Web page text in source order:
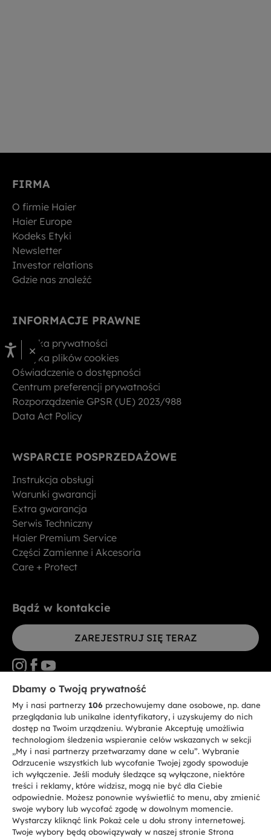
FIRMA
O firmie Haier
Haier Europe
Kodeks Etyki
Newsletter
Investor relations
Gdzie nas znaleźć
INFORMACJE PRAWNE
Polityka prywatności
Polityka plików cookies
Oświadczenie o dostępności
Centrum preferencji prywatności
Rozporządzenie GPSR (UE) 2023/988
Data Act Policy
WSPARCIE POSPRZEDAŻOWE
Instrukcja obsługi
Warunki gwarancji
Extra gwarancja
Serwis Techniczny
Haier Premium Service
Części Zamienne i Akcesoria
Care + Protect
Bądź w kontakcie
ZAREJESTRUJ SIĘ TERAZ
CANDY HOOVER GROUP S.r.I. - jednoosobowa sp. z.o.o. - SIEDZIBA
STATUTOWA: Via Comolli, 57 - 20861 Brugherio (MB) - Włochy -
SIEDZIBY ADMINISTRACYJNE: Via Privata Eden Fumagalli bez
nadanego numeru - 20861 Brugherio (MB) i Via Trento nr 20/A-22 - 20871
Vimercate (MB) - Włochy - Tel.: +39.039.2086.1 - Faks: +39.039.2086.237 -
Kapitał zakładowy 35.000.000,00 € wpłacony w całości - Kod identyfikacji
podatkowej i nr wpisu do Rejestru przedsiębiorstw dla rejonu Mediolan-
Monza-Brianza-Lodi 04666310158 - NIP 00786860965 - Numer wpisu do
Repertorium Ekonomiczno - Administracyjnego REA: MB-1033934 -
Autoryzacja IT AEOF 211870 - Spółka podlega zarządzaniu i koordynacji
Candy S.p.A.
PL / Polski
×
Dbamy o Twoją prywatność
My i nasi partnerzy 106 przechowujemy dane osobowe, np. dane
przeglądania lub unikalne identyfikatory, i uzyskujemy do nich
dostęp na Twoim urządzeniu. Wybranie Akceptuję umożliwia
technologiom śledzenia wspieranie celów wskazanych w sekcji
„My i nasi partnerzy przetwarzamy dane w celu”. Wybranie
Odrzucenie wszystkich lub wycofanie Twojej zgody spowoduje
ich wyłączenie. Jeśli moduły śledzące są wyłączone, niektóre
treści i reklamy, które widzisz, mogą nie być dla Ciebie
odpowiednie. Możesz ponownie wyświetlić to menu, aby zmienić
swoje wybory lub wycofać zgodę w dowolnym momencie.
Wystarczy kliknąć link Pokaż cele u dołu strony internetowej.
Twoje wybory będą obowiązywały w naszej stronie Strona